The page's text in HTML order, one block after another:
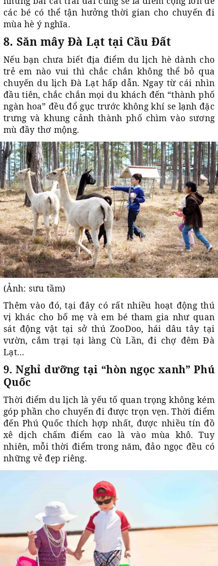
các bé có thể tận hưởng thời gian cho chuyến đi
mùa hè ý nghĩa.
8. Săn mây Đà Lạt tại Cầu Đất
Nếu bạn chưa biết địa điểm du lịch hè dành cho
trẻ em nào vui thì chắc chắn không thể bỏ qua
chuyến du lịch Đà Lạt hấp dẫn. Ngay từ cái nhìn
đầu tiên, chắc chắn mọi du khách đến “thành phố
ngàn hoa” đều đổ gục trước không khí se lạnh đặc
trưng và khung cảnh thành phố chìm vào sương
mù đầy thơ mộng.
(Ảnh: sưu tầm)
Thêm vào đó, tại đây có rất nhiều hoạt động thú
vị khác cho bố mẹ và em bé tham gia như quan
sát động vật tại sở thú ZooDoo, hái dâu tây tại
vườn, cắm trại tại làng Cù Lần, đi chợ đêm Đà
Lạt…
9. Nghỉ dưỡng tại “hòn ngọc xanh” Phú
Quốc
Thời điểm du lịch là yếu tố quan trọng không kém
góp phần cho chuyến đi được trọn vẹn. Thời điểm
đến Phú Quốc thích hợp nhất, được nhiều tín đồ
xê dịch chấm điểm cao là vào mùa khô. Tuy
nhiên, mỗi thời điểm trong năm, đảo ngọc đều có
những vẻ đẹp riêng.